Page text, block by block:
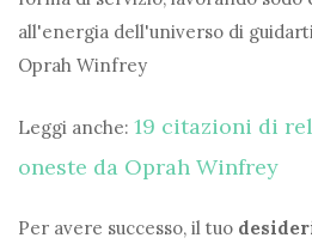
all'energia dell'universo di
Oprah Winfrey
Leggi anche: 19 citazioni di
oneste da Oprah Winfrey
Per avere successo, il tuo